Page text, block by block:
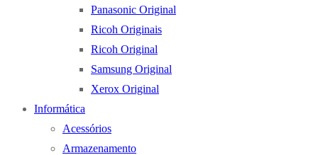
Panasonic Original
Ricoh Originais
Ricoh Original
Samsung Original
Xerox Original
Informática
Acessórios
Armazenamento